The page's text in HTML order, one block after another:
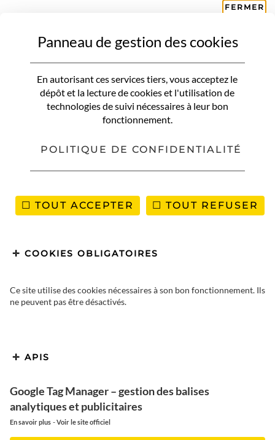
Où partir à Noël
Automne Hiver Printemps Été
Où partir au soleil mois par mois
Où partir à Noël
FERMER
Panneau de gestion des cookies
En autorisant ces services tiers, vous acceptez le
dépôt et la lecture de cookies et l'utilisation de
technologies de suivi nécessaires à leur bon
fonctionnement.
POLITIQUE DE CONFIDENTIALITÉ
TOUT ACCEPTER TOUT REFUSER
COOKIES OBLIGATOIRES
Ce site utilise des cookies nécessaires à son bon fonctionnement. Ils
ne peuvent pas être désactivés.
APIS
Google Tag Manager – gestion des balises
analytiques et publicitaires
En savoir plus -Voir le site officiel